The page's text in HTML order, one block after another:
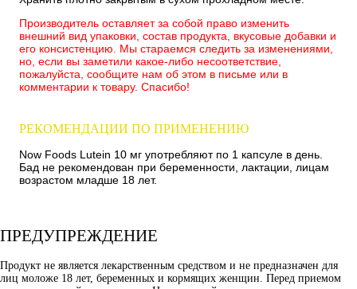
Производитель оставляет за собой право изменить
внешний вид упаковки, состав продукта, вкусовые добавки и
его консистенцию. Мы стараемся следить за изменениями,
но, если вы заметили какое-либо несоответствие,
пожалуйста, сообщите нам об этом в письме или в
комментарии к товару. Спасибо!
РЕКОМЕНДАЦИИ ПО ПРИМЕНЕНИЮ
Now Foods Lutein 10 мг употребляют по 1 капсуле в день.
Бад не рекомендован при беременности, лактации, лицам
возрастом младше 18 лет.
ПРЕДУПРЕЖДЕНИЕ
Продукт не является лекарственным средством и не предназначен для
лиц моложе 18 лет, беременных и кормящих женщин. Перед приемом